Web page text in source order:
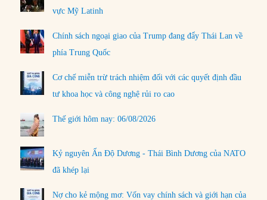
vực Mỹ Latinh
Chính sách ngoại giao của Trump đang đẩy Thái Lan về
phía Trung Quốc
Cơ chế miễn trừ trách nhiệm đối với các quyết định đầu
tư khoa học và công nghệ rủi ro cao
Thế giới hôm nay: 06/08/2026
Kỷ nguyên Ấn Độ Dương - Thái Bình Dương của NATO
đã khép lại
Nợ cho kẻ mộng mơ: Vốn vay chính sách và giới hạn của